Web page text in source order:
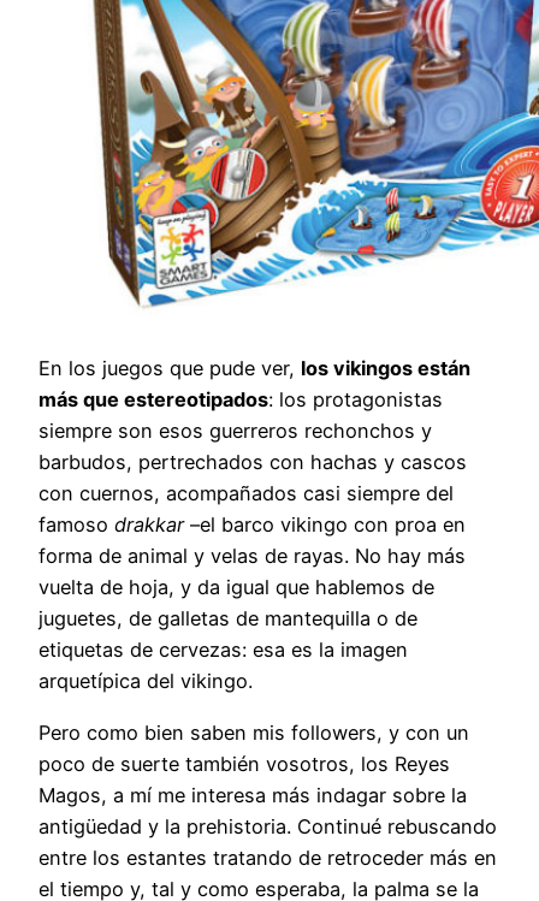
En los juegos que pude ver, los vikingos están
más que estereotipados: los protagonistas
siempre son esos guerreros rechonchos y
barbudos, pertrechados con hachas y cascos
con cuernos, acompañados casi siempre del
famoso drakkar–el barco vikingo con proa en
forma de animal y velas de rayas. No hay más
vuelta de hoja, y da igual que hablemos de
juguetes, de galletas de mantequilla o de
etiquetas de cervezas: esa es la imagen
arquetípica del vikingo.
Pero como bien saben mis followers, y con un
poco de suerte también vosotros, los Reyes
Magos, a mí me interesa más indagar sobre la
antigüedad y la prehistoria. Continué rebuscando
entre los estantes tratando de retroceder más en
el tiempo y, tal y como esperaba, la palma se la